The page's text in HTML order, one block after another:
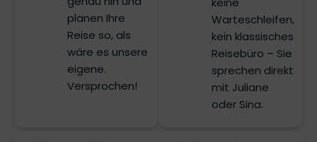
planen Ihre
Reise so, als
wäre es unsere
eigene.
Versprochen!
Warteschleifen,
kein klassisches
Reisebüro – Sie
sprechen direkt
mit Juliane
oder Sina.